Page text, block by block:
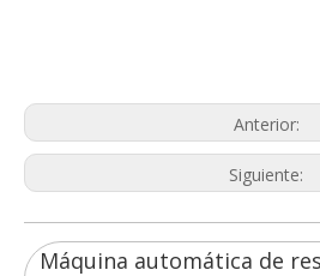
Anterior:
Siguiente:
Máquina automática de